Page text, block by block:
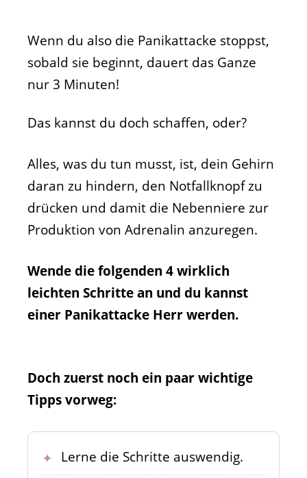
Wenn du also die Panikattacke stoppst,
sobald sie beginnt, dauert das Ganze
nur 3 Minuten!
Das kannst du doch schaffen, oder?
Alles, was du tun musst, ist, dein Gehirn
daran zu hindern, den Notfallknopf zu
drücken und damit die Nebenniere zur
Produktion von Adrenalin anzuregen.
Wende die folgenden 4 wirklich
leichten Schritte an und du kannst
einer Panikattacke Herr werden.
Doch zuerst noch ein paar wichtige
Tipps vorweg:
Lerne die Schritte auswendig.